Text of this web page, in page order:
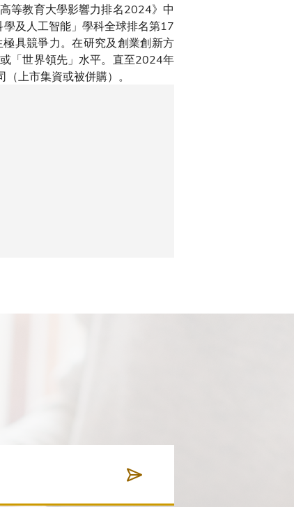
等教育大學影響力排名2024》中
及人工智能」學科全球排名第17
具競爭力。在研究及創業創新方
「世界領先」水平。直至2024年
上市集資或被併購）。